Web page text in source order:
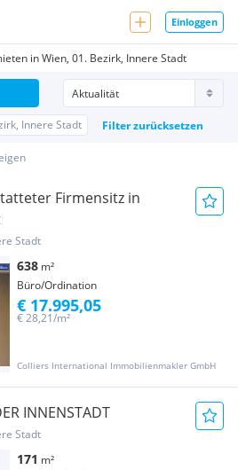
Einloggen
in Wien, 01. Bezirk, Innere Stadt
Innere Stadt Filter zurücksetzen
Firmensitz in
Stadt
638 m²
Büro/Ordination
Colliers International Immobilienmakler GmbH
€ 28,21/m²
€ 17.995,05
INNENSTADT
Stadt
171 m²